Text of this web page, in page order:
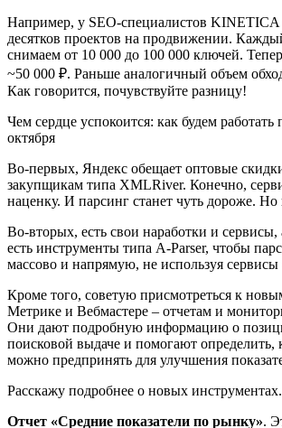
Например, у SEO-специалистов KINETICA
десятков проектов на продвижении.
снимаем от 10 000 до 100 000 ключей.
~50 000 ₽. Раньше аналогичный объем
Как говорится, почувствуйте разницу!
Чем сердце успокоится: как будем работать
октября
Во-первых, Яндекс обещает оптовые
закупщикам типа XMLRiver. Конечно,
наценку. И парсинг станет чуть дороже. Но
Во-вторых, есть свои наработки и сервисы,
есть инструменты типа A-Parser, чтобы
массово и напрямую, не используя сервисы
Кроме того, советую присмотреться к
Метрике и Вебмастере – отчетам и
Они дают подробную информацию о
поисковой выдаче и помогают определить,
можно предпринять для улучшения
Расскажу подробнее о новых инструментах.
Отчет «Средние показатели по рынку».